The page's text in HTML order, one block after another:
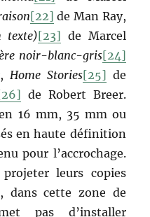
[22] de Man Ray,
texte)[23] de Marcel
noir-blanc-gris[24]
Home Stories[25] de
de Robert Breer.
16 mm, 35 mm ou
en haute définition
pour l’accrochage.
leurs copies
dans cette zone de
pas d’installer